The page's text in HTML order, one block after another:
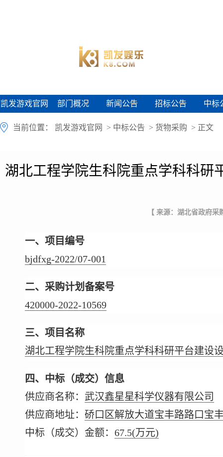
凯发游戏官网
凯发游戏官网 部门概况
部门概况 新闻公告
新闻公告 招标公告
招标公告 中标
中标
当前位置： 凯发游戏官网 > 中标公告 > 货物采购 > 正文
湖北工程学院生科院重点学科科研
【 来源：湖北省政府
一、项目编号
bjdfxg-2022/07-001
二、采购计划备案号
420000-2022-10569
三、项目名称
湖北工程学院生科院重点学科科研平台建设
四、中标（成交）信息
供应商名称： 武汉鑫星星科学仪器有限公司
供应商地址： 硚口区解放大道宝丰路路口宝
中标（成交）金额： 67.5(万元)